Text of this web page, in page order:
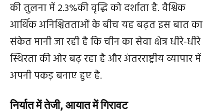
की तुलना में 2.3%की वृद्धि को दर्शाता है. वैश्विक
आर्थिक अनिश्चितताओं के बीच यह बढ़त इस बात का
संकेत मानी जा रही है कि चीन का सेवा क्षेत्र धीरे-धीरे
स्थिरता की ओर बढ़ रहा है और अंतरराष्ट्रीय व्यापार में
अपनी पकड़ बनाए हुए है.
निर्यात में तेजी, आयात में गिरावट